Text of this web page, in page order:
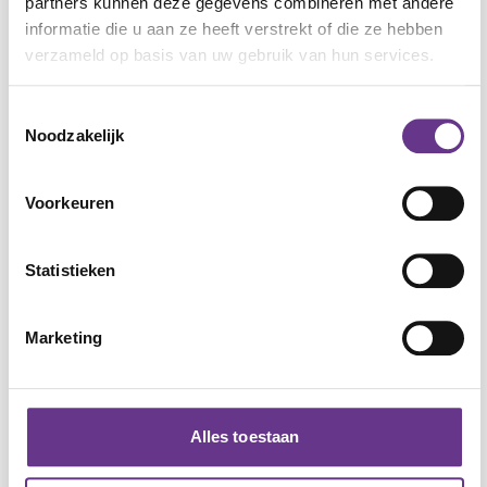
informatie die u aan ze heeft verstrekt of die ze hebben
verzameld op basis van uw gebruik van hun services.
Noodzakelijk
Voorkeuren
Statistieken
Marketing
Alles toestaan
Aangeboren beperkingen
Downsyndroom
Prader-willi-syndroom
aandoeningen
Zintuiglijke beperkingen